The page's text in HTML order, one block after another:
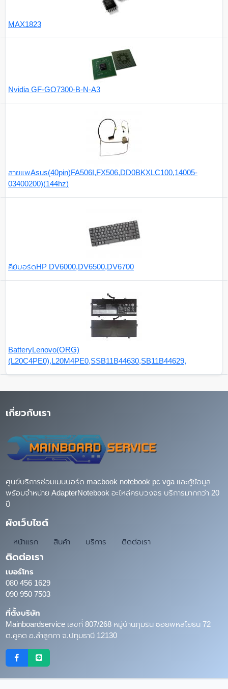
MAX1823
Nvidia GF-GO7300-B-N-A3
สายแพAsus(40pin)FA506I,FX506,DD0BKXLC100,14005-
03400200)(144hz)
คีย์บอร์ดHP DV6000,DV6500,DV6700
BatteryLenovo(ORG)
(L20C4PE0),L20M4PE0,SSB11B44630,SB11B44629,
เกี่ยวกับเรา
ศูนย์บริการซ่อมเมนบอร์ด macbook notebook pc vga และกู้ข้อมูล
พร้อมจำหน่าย AdapterNotebook อะไหล่ครบวงจร บริการมากกว่า 20
ปี
ผังเว็บไซต์
หน้าแรก สินค้า บริการ ติดต่อเรา
ติดต่อเรา
เบอร์โทร
080 456 1629
090 950 7503
ที่ตั้งบริษัท
Mainboardservice เลขที่ 807/268 หมู่บ้านภุมริน ซอยพหลโยธิน 72
ต.คูคต อ.ลำลูกกา จ.ปทุมธานี 12130